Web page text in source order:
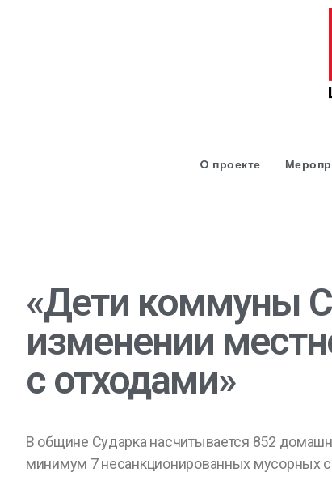
O проекте
«Дети коммуны
изменении
с отходами»
В общине Сударка насчитывается 852
минимум 7 несанкционированных мусорных